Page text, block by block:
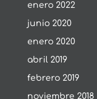
enero 2022
junio 2020
enero 2020
abril 2019
febrero 2019
noviembre 2018